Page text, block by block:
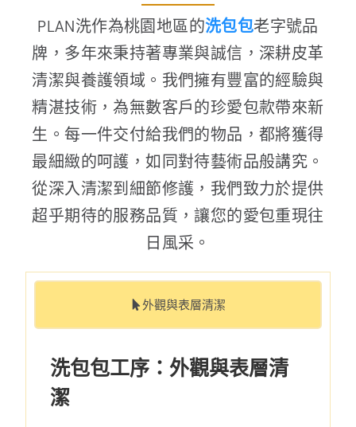
PLAN洗作為桃園地區的洗包包老字號品
牌，多年來秉持著專業與誠信，深耕皮革
清潔與養護領域。我們擁有豐富的經驗與
精湛技術，為無數客戶的珍愛包款帶來新
生。每一件交付給我們的物品，都將獲得
最細緻的呵護，如同對待藝術品般講究。
從深入清潔到細節修護，我們致力於提供
超乎期待的服務品質，讓您的愛包重現往
日風采。
外觀與表層清潔
洗包包工序：外觀與表層清
潔